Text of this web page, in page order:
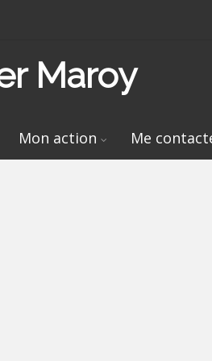
Maroy
Mon action Me